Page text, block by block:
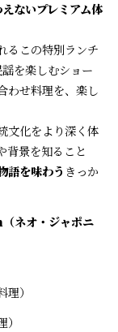
ないプレミアム体
るこの特別ランチ
を楽しむショー
わせ料理を、楽し
文化をより深く体
背景を知ること
語を味わう きっか
ネオ・ジャポニ
）